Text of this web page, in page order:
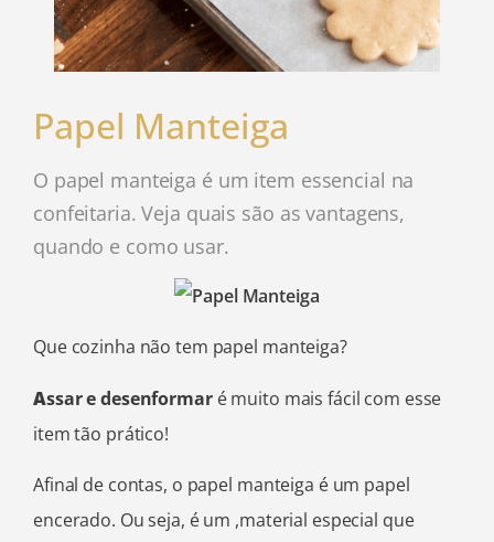
Papel Manteiga
O papel manteiga é um item essencial na
confeitaria. Veja quais são as vantagens,
quando e como usar.
Que cozinha não tem papel manteiga?
Assar e desenformaré muito mais fácil com esse
item tão prático!
Afinal de contas, o papel manteiga é um papel
encerado. Ou seja, é um ,material especial que